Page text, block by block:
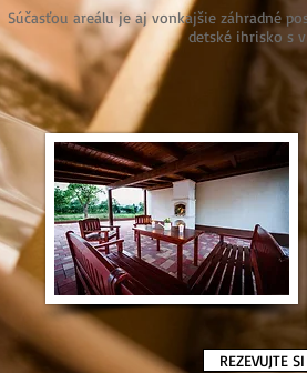
Súčasťou areálu je aj vonkajšie záhradné
detské ihrisko s
REZEVUJTE